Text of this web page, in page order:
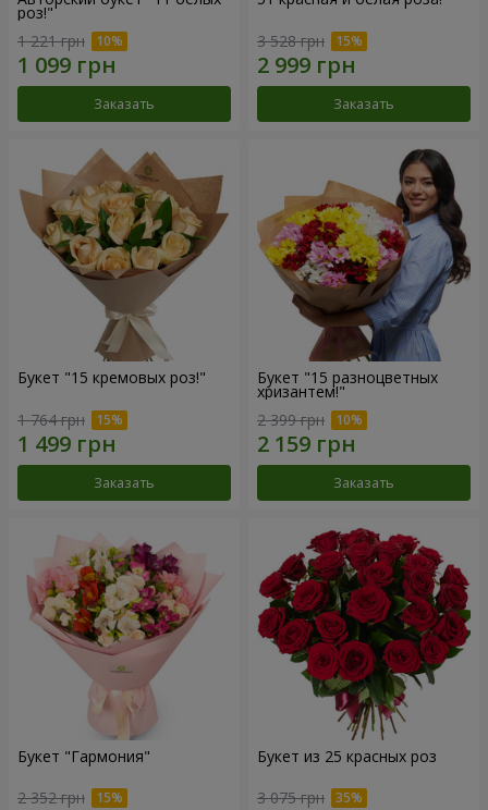
роз!"
1 221 грн
Заказать
3 528 грн
Заказать
Букет "15 кремовых роз!"
1 764 грн
Заказать
Букет "15 разноцветных
хризантем!"
2 399 грн
Заказать
Букет "Гармония"
2 352 грн
Букет из 25 красных роз
3 075 грн